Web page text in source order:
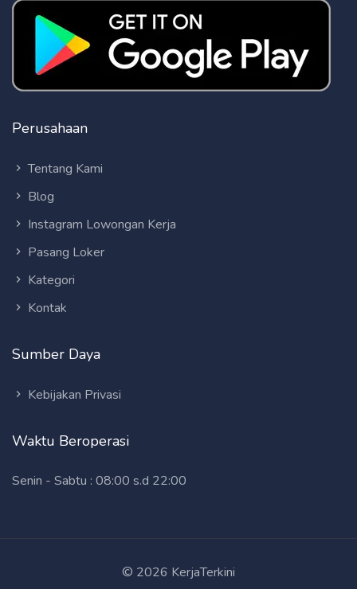
Perusahaan
Tentang Kami
Blog
Instagram Lowongan Kerja
Pasang Loker
Kategori
Kontak
Sumber Daya
Kebijakan Privasi
Waktu Beroperasi
Senin - Sabtu : 08:00 s.d 22:00
© 2026 KerjaTerkini